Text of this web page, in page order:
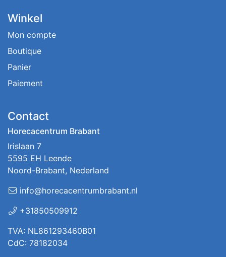
Winkel
Mon compte
Boutique
Panier
Paiement
Contact
Horecacentrum Brabant
Irislaan 7
5595 EH Leende
Noord-Brabant, Nederland
info@horecacentrumbrabant.nl
+31850509912
TVA: NL861293460B01
CdC: 78182034